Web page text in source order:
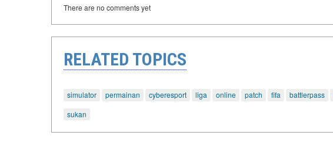
There are no comments yet
RELATED TOPICS
simulator permainan cyberesport liga online patch fifa battlerpass
sukan